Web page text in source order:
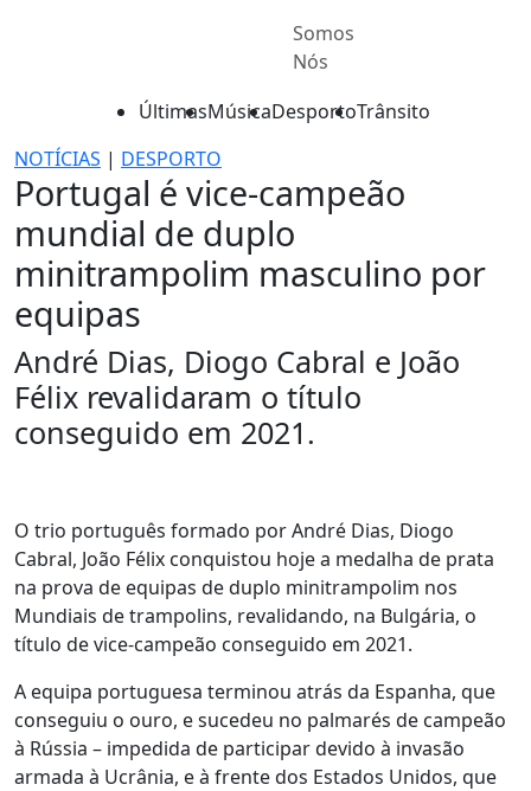
Somos
Nós
ÚltimasMúsicaDesportoTrânsito
NOTÍCIAS | DESPORTO
Portugal é vice-campeão
mundial de duplo
minitrampolim masculino por
equipas
André Dias, Diogo Cabral e João
Félix revalidaram o título
conseguido em 2021.
O trio português formado por André Dias, Diogo
Cabral, João Félix conquistou hoje a medalha de prata
na prova de equipas de duplo minitrampolim nos
Mundiais de trampolins, revalidando, na Bulgária, o
título de vice-campeão conseguido em 2021.
A equipa portuguesa terminou atrás da Espanha, que
conseguiu o ouro, e sucedeu no palmarés de campeão
à Rússia – impedida de participar devido à invasão
armada à Ucrânia, e à frente dos Estados Unidos, que